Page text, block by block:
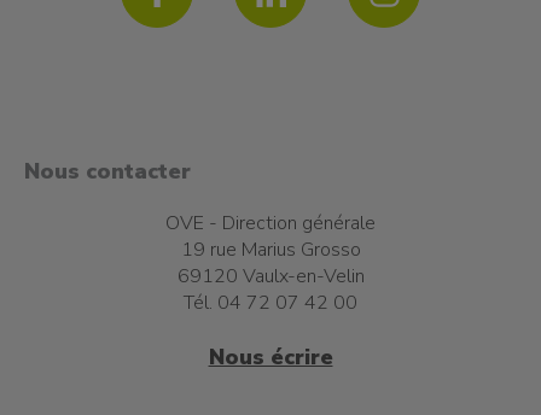
Nous contacter
OVE - Direction générale
19 rue Marius Grosso
69120 Vaulx-en-Velin
Tél. 04 72 07 42 00
Nous écrire